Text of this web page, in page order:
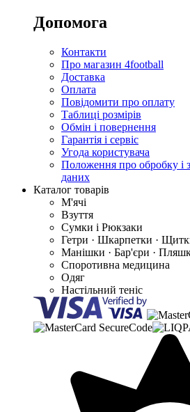
Допомога
Контакти
Про магазин 4football
Доставка
Оплата
Повідомити про оплату
Таблиці розмірів
Обмін і повернення
Гарантія і сервіс
Угода користувача
Положення про обробку і
даних
Каталог товарів
М'ячі
Взуття
Сумки і Рюкзаки
Гетри · Шкарпетки ·
Манішки · Бар'єри ·
Споротивна медицина
Одяг
Настільний теніс